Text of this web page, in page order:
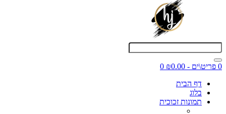
0 פריט\ים - ₪0.00
0
דף הבית
בלוג
תמונות זכוכית